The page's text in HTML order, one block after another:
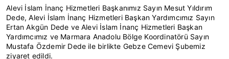
Alevi İslam İnanç Hizmetleri Başkanımız Sayın Mesut Yıldırım
Dede, Alevi İslam İnanç Hizmetleri Başkan Yardımcımız Sayın
Ertan Akgün Dede ve Alevi İslam İnanç Hizmetleri Başkan
Yardımcımız ve Marmara Anadolu Bölge Koordinatörü Sayın
Mustafa Özdemir Dede ile birlikte Gebze Cemevi Şubemiz
ziyaret edildi.